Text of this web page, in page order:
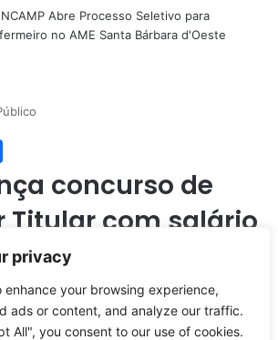
privacy
enhance your browsing experience,
ads or content, and analyze our traffic.
All", you consent to our use of cookies.
Abre Processo Seletivo para
no AME Santa Bárbara d'Oeste